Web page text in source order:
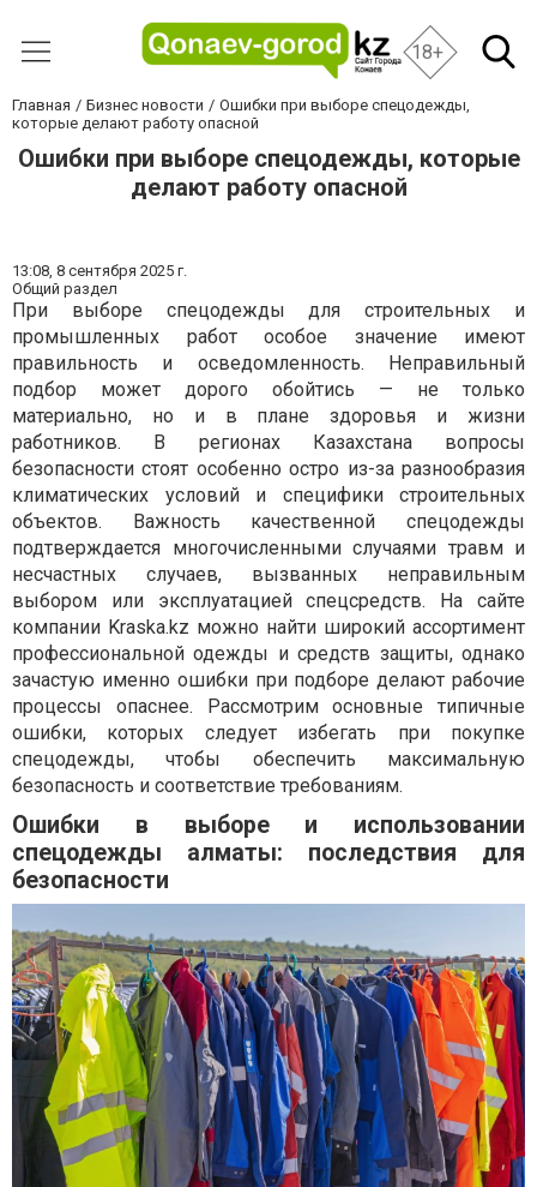
18+
Главная Бизнес новости
Ошибки при выборе спецодежды,
которые делают работу опасной
Ошибки при выборе спецодежды, которые
делают работу опасной
13:08, 8 сентября 2025 г.
Общий раздел
При выборе спецодежды для строительных и
промышленных работ особое значение имеют
правильность и осведомленность. Неправильный
подбор может дорого обойтись — не только
материально, но и в плане здоровья и жизни
работников. В регионах Казахстана вопросы
безопасности стоят особенно остро из-за разнообразия
климатических условий и специфики строительных
объектов. Важность качественной спецодежды
подтверждается многочисленными случаями травм и
несчастных случаев, вызванных неправильным
выбором или эксплуатацией спецсредств. На сайте
компании Kraska.kz можно найти широкий ассортимент
профессиональной одежды и средств защиты, однако
зачастую именно ошибки при подборе делают рабочие
процессы опаснее. Рассмотрим основные типичные
ошибки, которых следует избегать при покупке
спецодежды, чтобы обеспечить максимальную
безопасность и соответствие требованиям.
Ошибки в выборе и использовании
спецодежды алматы: последствия для
безопасности